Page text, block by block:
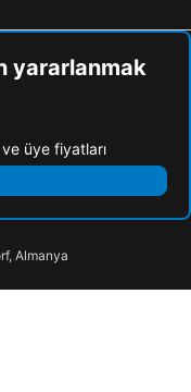
yararlanmak
üye fiyatları
Almanya